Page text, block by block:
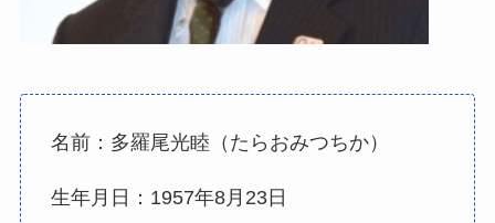
名前：多羅尾光睦（たらおみつちか）
生年月日：1957年8月23日